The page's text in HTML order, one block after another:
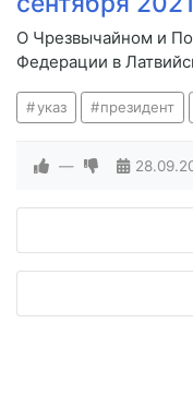
О Чрезвычайном и
Федерации в
указ президент
—